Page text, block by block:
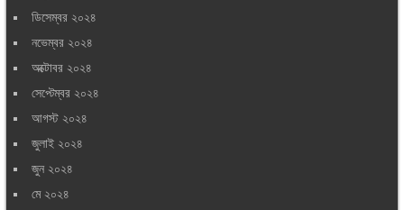
ডিসেম্বর ২০২৪
নভেম্বর ২০২৪
অক্টোবর ২০২৪
সেপ্টেম্বর ২০২৪
আগস্ট ২০২৪
জুলাই ২০২৪
জুন ২০২৪
মে ২০২৪